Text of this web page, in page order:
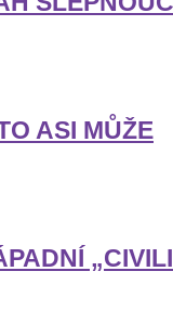
ASI MŮŽE